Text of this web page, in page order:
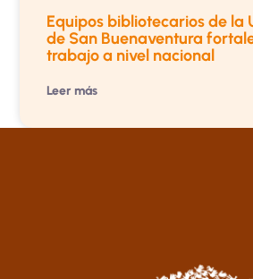
Equipos bibliotecarios de la
de San Buenaventura
trabajo a nivel nacional
Leer más